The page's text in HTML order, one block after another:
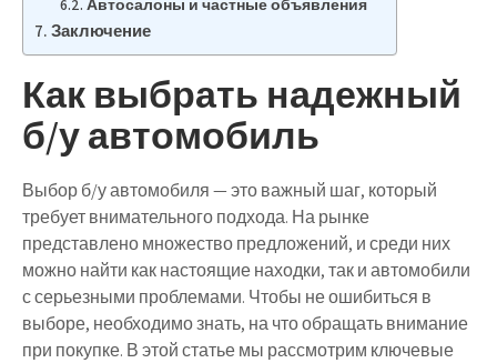
Автосалоны и частные объявления
Заключение
Как выбрать надежный
б/у автомобиль
Выбор б/у автомобиля — это важный шаг, который
требует внимательного подхода. На рынке
представлено множество предложений, и среди них
можно найти как настоящие находки, так и автомобили
с серьезными проблемами. Чтобы не ошибиться в
выборе, необходимо знать, на что обращать внимание
при покупке. В этой статье мы рассмотрим ключевые